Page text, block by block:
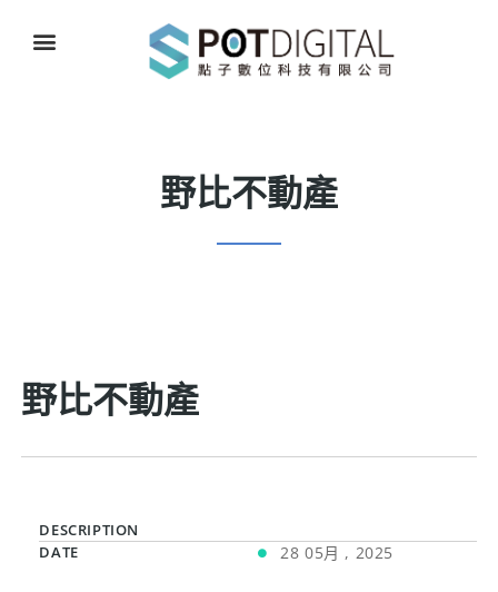
野比不動產
野比不動產
DESCRIPTION
DATE
28 05月 , 2025